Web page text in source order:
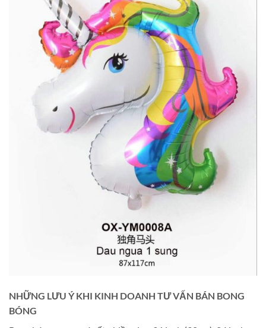
NHỮNG LƯU Ý KHI KINH DOANH TƯ VẤN BÁN BONG
BÓNG